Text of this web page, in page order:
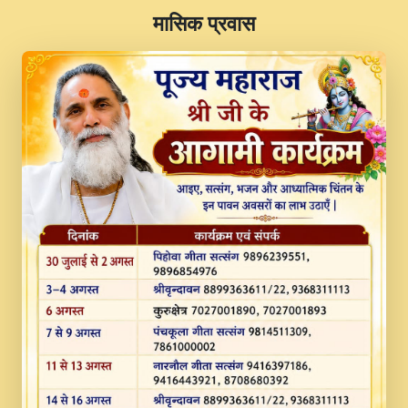
JINU SATGURU AAP BULAVE by Rasik
Pawan ji 20-11-19 Sankirtan At VEER JI
PRABHU KUTEER CHANNEL.mp3
Kina Sohna Tera Bhawan Sajaya Mata
Vaishno Devi Aarti Mata Rani Bhajan By
Lakhwinder Wadali Ji.mp3
MERE MANN VICH KANTH KALER
NEW PUNAJBI DEVOTIONAL SONG 2017
FULL VIDEO HD.mp3
Na To Roop Hai Bindu Ji Maharaj Pad - A
Divine Bhajan by Shri Indresh Ji
#BhaktiPath.mp3
Radha Rani Ki Kirpa Best Devotional
Song By Chitra Vichitra.mp3
​मासिक प्रवास